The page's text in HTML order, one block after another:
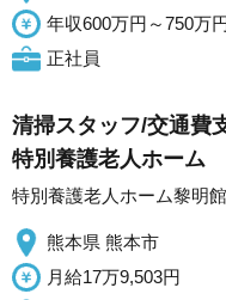
年収600万円～750万
正社員
清掃スタッフ/交通費
特別養護老人ホーム
特別養護老人ホーム黎明館
熊本県 熊本市
月給17万9,503円